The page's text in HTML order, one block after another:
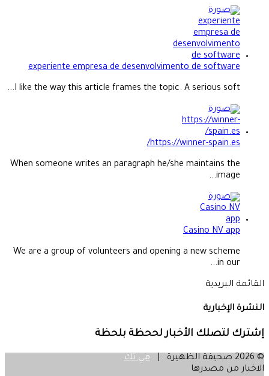
experiente empresa de desenvolvimento de software
I like the way this article frames the topic. A serious soft...
https://winner-spain.es/
When someone writes an paragraph he/she maintains the
image...
Casino NV app
We are a group of volunteers and opening a new scheme
in our...
القائمة البريدية
النشرة الإخبارية
إشترك لتصلك الأخبار لححظة بلحظة
© 2026 صحيفة الظهيرة |
مي تك
الاخبار من مصدرها